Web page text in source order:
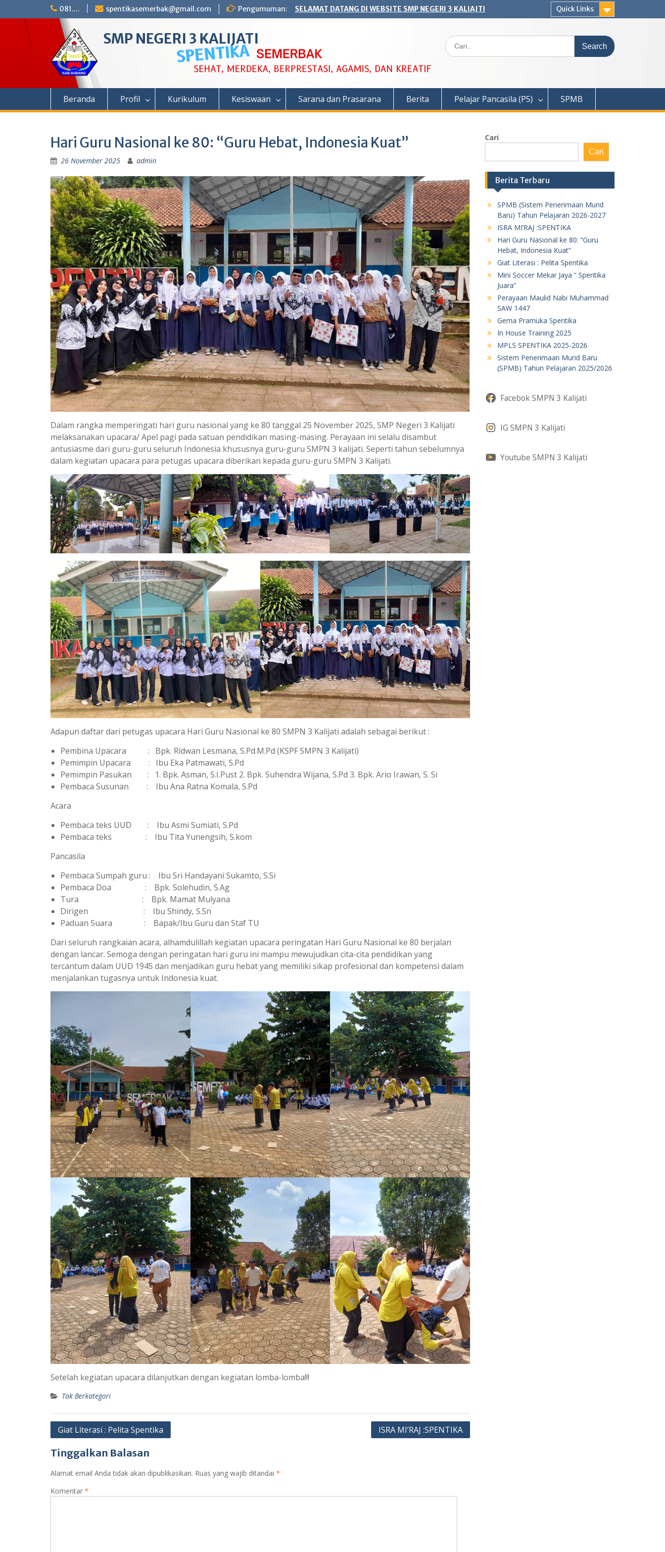
081.... spentikasemerbak@gmail.com Pengumuman: SELAMAT DATANG DI WEBSITE SMP NEGERI 3 KALIAJTI Quick Links
SMP NEGERI 3 KALIJATI
Search
for:
Beranda Profil Kurikulum Kesiswaan Sarana dan Prasarana Berita Pelajar Pancasila (P5) SPMB
Hari Guru Nasional ke 80: “Guru Hebat, Indonesia Kuat”
26 November 2025 admin
Dalam rangka memperingati hari guru nasional yang ke 80 tanggal 25 November 2025, SMP Negeri 3 Kalijati
melaksanakan upacara/ Apel pagi pada satuan pendidikan masing-masing. Perayaan ini selalu disambut
antusiasme dari guru-guru seluruh Indonesia khususnya guru-guru SMPN 3 kalijati. Seperti tahun sebelumnya
dalam kegiatan upacara para petugas upacara diberikan kepada guru-guru SMPN 3 Kalijati.
Adapun daftar dari petugas upacara Hari Guru Nasional ke 80 SMPN 3 Kalijati adalah sebagai berikut :
Pembina Upacara : Bpk. Ridwan Lesmana, S.Pd.M.Pd (KSPF SMPN 3 Kalijati)
Pemimpin Upacara : Ibu Eka Patmawati, S.Pd
Pemimpin Pasukan : 1. Bpk. Asman, S.I.Pust 2. Bpk. Suhendra Wijana, S.Pd 3. Bpk. Ario Irawan, S. Si
Pembaca Susunan : Ibu Ana Ratna Komala, S.Pd
Acara
Pembaca teks UUD : Ibu Asmi Sumiati, S.Pd
Pembaca teks : Ibu Tita Yunengsih, S.kom
Pancasila
Pembaca Sumpah guru : Ibu Sri Handayani Sukamto, S.Si
Pembaca Doa : Bpk. Solehudin, S.Ag
Tura : Bpk. Mamat Mulyana
Dirigen : Ibu Shindy, S.Sn
Paduan Suara : Bapak/Ibu Guru dan Staf TU
Dari seluruh rangkaian acara, alhamdulillah kegiatan upacara peringatan Hari Guru Nasional ke 80 berjalan
dengan lancar. Semoga dengan peringatan hari guru ini mampu mewujudkan cita-cita pendidikan yang
tercantum dalam UUD 1945 dan menjadikan guru hebat yang memiliki sikap profesional dan kompetensi dalam
menjalankan tugasnya untuk Indonesia kuat.
Setelah kegiatan upacara dilanjutkan dengan kegiatan lomba-lomba!!!
Tak Berkategori
Navigasi
Giat Literasi : Pelita Spentika ISRA MI’RAJ :SPENTIKA
Tinggalkan Balasan
Alamat email Anda tidak akan dipublikasikan. Ruas yang wajib ditandai *
Komentar *
Cari
Cari
Berita Terbaru
SPMB (Sistem Penerimaan Murid
Baru) Tahun Pelajaran 2026-2027
ISRA MI’RAJ :SPENTIKA
Hari Guru Nasional ke 80: “Guru
Hebat, Indonesia Kuat”
Giat Literasi : Pelita Spentika
Mini Soccer Mekar Jaya “ Spentika
Juara”
Perayaan Maulid Nabi Muhammad
SAW 1447
Gema Pramuka Spentika
In House Training 2025
MPLS SPENTIKA 2025-2026
Sistem Penerimaan Murid Baru
(SPMB) Tahun Pelajaran 2025/2026
Facebok SMPN 3 Kalijati
IG SMPN 3 Kalijati
Youtube SMPN 3 Kalijati